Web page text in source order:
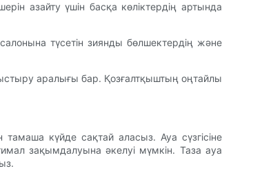
азайту үшін басқа көліктердің артында
түсетін зиянды бөлшектердің және
аралығы бар. Қозғалтқыштың оңтайлы
күйде сақтай аласыз. Ауа сүзгісіне
зақымдалуына әкелуі мүмкін. Таза ауа